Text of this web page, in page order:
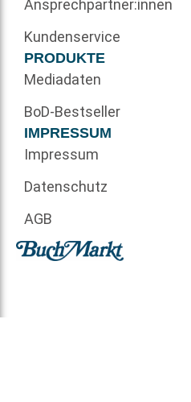
Ansprechpartner:innen
Kundenservice
PRODUKTE
Mediadaten
BoD-Bestseller
IMPRESSUM
Impressum
Datenschutz
AGB